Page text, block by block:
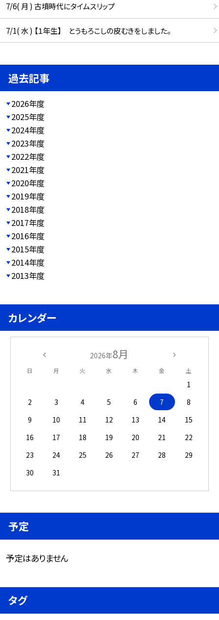
7/6( 月 ) 古墳時代にタイムスリップ
7/1( 水 ) 【１年生】 とうもろこしの皮むきをしました。
過去記事
2026年度
2025年度
2024年度
2023年度
2022年度
2021年度
2020年度
2019年度
2018年度
2017年度
2016年度
2015年度
2014年度
2013年度
カレンダー
2026年8月
日 月 火 水 木 金 土
1
2
3 4 5 6 7
8
9
10 11 12 13 14
15
16
17 18 19 20 21
22
23
24 25 26 27 28
29
30
31
予定
予定はありません
タグ